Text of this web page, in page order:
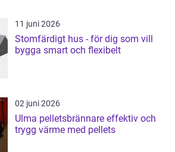
11 juni 2026
Stomfärdigt hus - för dig som vill
bygga smart och flexibelt
02 juni 2026
Ulma pelletsbrännare effektiv och
trygg värme med pellets